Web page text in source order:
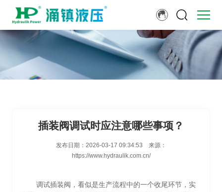
插装阀调试时应注意哪些事项？
发布日期： 2026-03-17 09:34:53
来源：
https://www.hydraulik.com.cn/
调试插装阀，看似是生产流程中的一个收尾环节，实